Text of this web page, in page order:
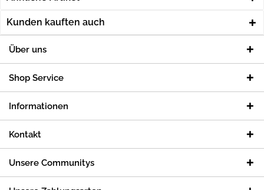
Kunden kauften auch
Über uns
Shop Service
Informationen
Kontakt
Unsere Communitys